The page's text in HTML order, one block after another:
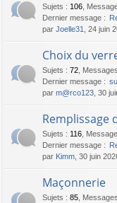
Sujets : 106
Dernier message :
par Joelle31 , 24 juin
Choix du
Sujets : 72 Messages
Dernier message :
par m@rco123 , 30
Remplissage
Sujets : 116
Dernier message :
par Kimm , 30 juin
Maçonnerie
Sujets : 85 Messages